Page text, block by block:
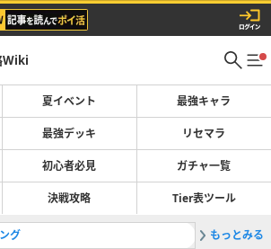
Wiki
夏イベント 最強キャラ
最強デッキ リセマラ
初心者必見 ガチャ一覧
決戦攻略 Tier表ツール
グ 2コスト
もっとみる